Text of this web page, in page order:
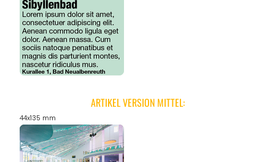
ARTIKEL VERSION MITTEL:
44x135 mm